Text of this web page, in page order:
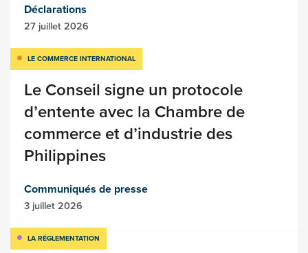
Déclarations
27 juillet 2026
LE COMMERCE INTERNATIONAL
Le Conseil signe un protocole
d’entente avec la Chambre de
commerce et d’industrie des
Philippines
Communiqués de presse
3 juillet 2026
LA RÉGLEMENTATION